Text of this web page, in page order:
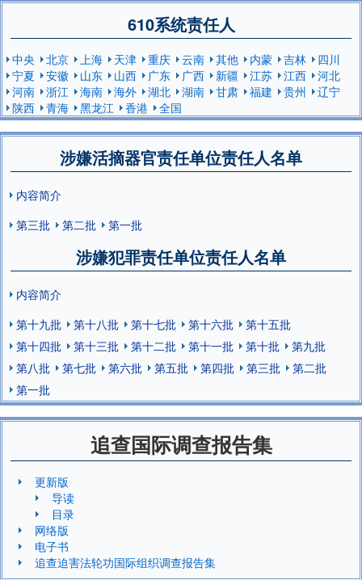
610系统责任人
中央 北京 上海 天津 重庆 云南 其他 内蒙 吉林
四川
宁夏
安徽 山东 山西 广东 广西 新疆 江苏 江西
河北
河南
浙江 海南 海外 湖北 湖南 甘肃 福建 贵州
辽宁
陕西
青海 黑龙江 香港 全国
涉嫌活摘器官责任单位责任人名单
内容简介
第三批
第二批 第一批
涉嫌犯罪责任单位责任人名单
内容简介
第十九批
第十八批 第十七批 第十六批
第十五批
第十四批
第十三批 第十二批 第十一批 第十批
第九批
第八批
第七批 第六批 第五批 第四批 第三批
第二批
第一批
追查国际调查报告集
更新版
导读
目录
网络版
电子书
追查迫害法轮功国际组织调查报告集